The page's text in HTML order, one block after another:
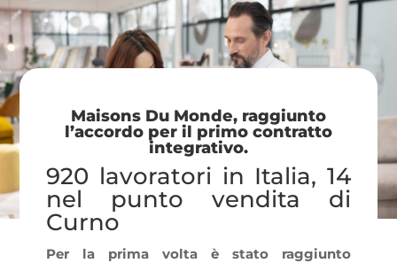
Maisons Du Monde, raggiunto
l’accordo per il primo contratto
integrativo.
920 lavoratori in Italia, 14
nel punto vendita di
Curno
Per la prima volta è stato raggiunto